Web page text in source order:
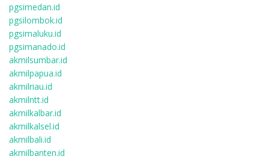
pgsimedan.id
pgsilombok.id
pgsimaluku.id
pgsimanado.id
akmilsumbar.id
akmilpapua.id
akmilriau.id
akmilntt.id
akmilkalbar.id
akmilkalsel.id
akmilbali.id
akmilbanten.id